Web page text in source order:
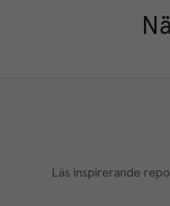
Läs inspirerande